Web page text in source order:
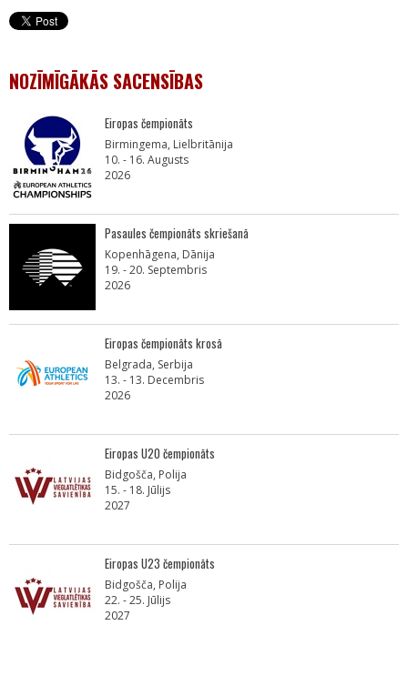
NOZĪMĪGĀKĀS SACENSĪBAS
Eiropas čempionāts
Birmingema, Lielbritānija
10. - 16. Augusts
2026
Pasaules čempionāts skriešanā
Kopenhāgena, Dānija
19. - 20. Septembris
2026
Eiropas čempionāts krosā
Belgrada, Serbija
13. - 13. Decembris
2026
Eiropas U20 čempionāts
Bidgošča, Polija
15. - 18. Jūlijs
2027
Eiropas U23 čempionāts
Bidgošča, Polija
22. - 25. Jūlijs
2027